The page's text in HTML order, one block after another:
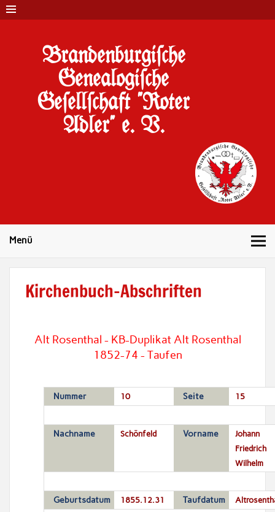
Brandenburgi#che
Genealogi#che
Ge#ell#chaft "Roter
Adler" e. V.
Menü
Kirchenbuch-Abschriften
Alt Rosenthal - KB-Duplikat Alt Rosenthal
1852-74 - Taufen
Nummer 10 Seite 15
Nachname Schönfeld Vorname
Johann
Friedrich
Wilhelm
Geburtsdatum 1855.12.31 Taufdatum